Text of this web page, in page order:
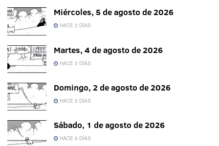
Miércoles, 5 de agosto de 2026
HACE 2 DÍAS
Martes, 4 de agosto de 2026
HACE 3 DÍAS
Domingo, 2 de agosto de 2026
HACE 5 DÍAS
Sábado, 1 de agosto de 2026
HACE 6 DÍAS